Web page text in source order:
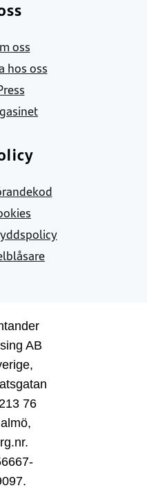
oss
hos oss
AB
76